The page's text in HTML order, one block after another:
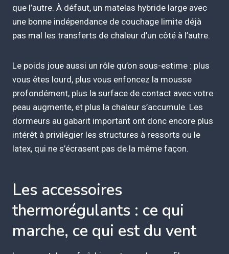
que l’autre. À défaut, un matelas hybride large avec
une bonne indépendance de couchage limite déjà
pas mal les transferts de chaleur d’un côté à l’autre.
Le poids joue aussi un rôle qu’on sous-estime : plus
vous êtes lourd, plus vous enfoncez la mousse
profondément, plus la surface de contact avec votre
peau augmente, et plus la chaleur s’accumule. Les
dormeurs au gabarit important ont donc encore plus
intérêt à privilégier les structures à ressorts ou le
latex, qui ne s’écrasent pas de la même façon.
Les accessoires
thermorégulants : ce qui
marche, ce qui est du vent